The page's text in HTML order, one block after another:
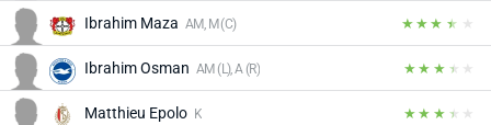
Ibrahim Maza AM, M (C)
Ibrahim Osman AM (L), A (R)
Matthieu Epolo K